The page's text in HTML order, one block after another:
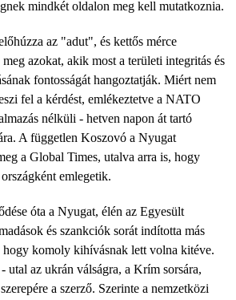
mindkét oldalon meg kell mutatkoznia.
az "adut", és kettős mérce
azokat, akik most a területi integritás és
fontosságát hangoztatják. Miért nem
fel a kérdést, emlékeztetve a NATO
nélküli - hetven napon át tartó
A független Koszovó a Nyugat
a Global Times, utalva arra is, hogy
emlegetik.
óta a Nyugat, élén az Egyesült
és szankciók sorát indította más
hogy komoly kihívásnak lett volna kitéve.
utal az ukrán válságra, a Krím sorsára,
a szerző. Szerinte a nemzetközi